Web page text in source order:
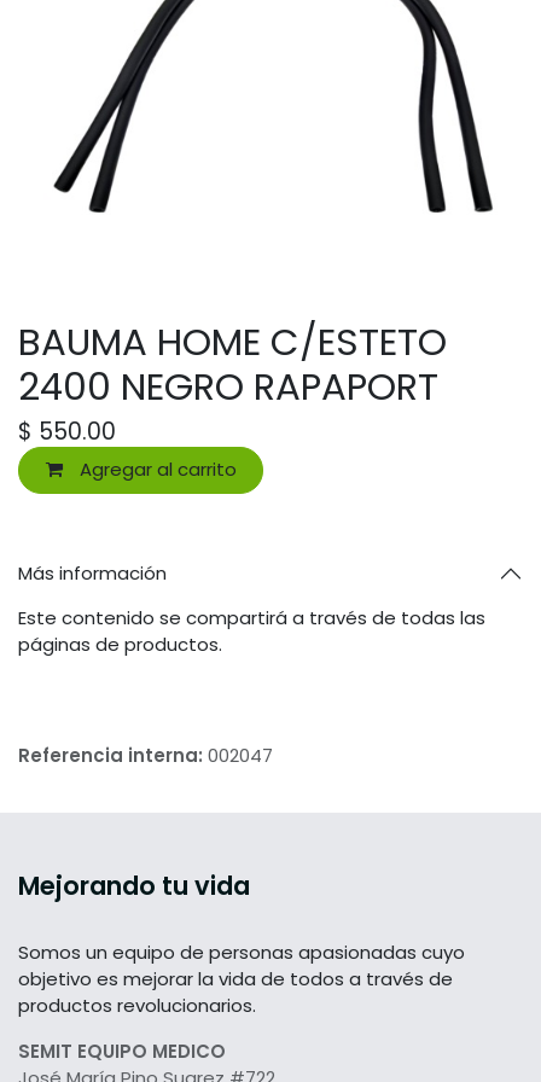
BAUMA HOME C/ESTETO
2400 NEGRO RAPAPORT
$ 550.00
Agregar al carrito
Más información
Este contenido se compartirá a través de todas las
páginas de productos.
Referencia interna: 002047
Mejorando tu vida
Somos un equipo de personas apasionadas cuyo
objetivo es mejorar la vida de todos a través de
productos revolucionarios.
SEMIT EQUIPO MEDICO